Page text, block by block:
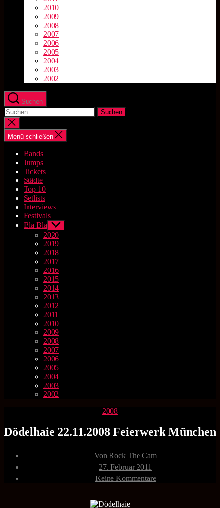
2010
2009
2008
2007
2006
2005
2004
2003
2002
Suchen
Suchen
nach:
Suche
schließen
Menü schließen
Bands
Jumps
Tickets
Städte
Top 10
Setlists
Interviews
Festivals
Bla Bla Untermenü
anzeigen
2020
2019
2018
2017
2016
2015
2014
2013
2012
2011
2010
2009
2008
2007
2006
2005
2004
2003
2002
Kategorien
2008
Dödelhaie 22.11.2008 Feierwerk München
Beitragsautor
Von Rock The Cam
Veröffentlichungsdatum
27. Februar 2011
Keine Kommentarezu
Dödelhaie